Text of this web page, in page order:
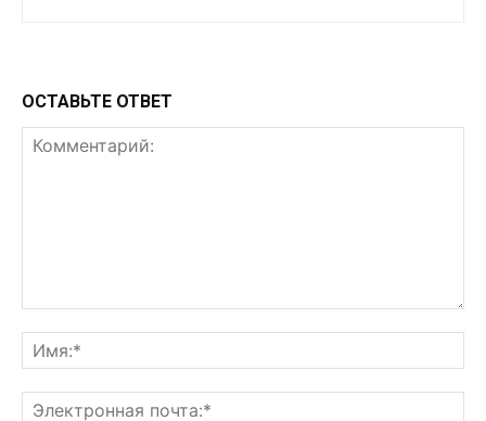
ОСТАВЬТЕ ОТВЕТ